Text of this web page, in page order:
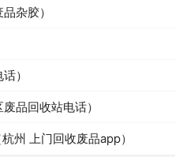
杂胶）
）
品回收站电话）
州 上门回收废品app）